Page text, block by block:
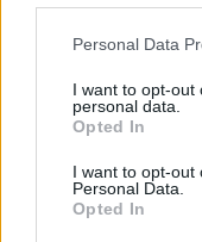
Please note that this
not limited to your
grant or deny
use your data for
consent section.
Personal Data
I want to opt-out
personal data.
Opted In
I want to opt-out
Personal Data.
Opted In